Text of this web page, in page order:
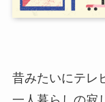
昔みたいにテレ